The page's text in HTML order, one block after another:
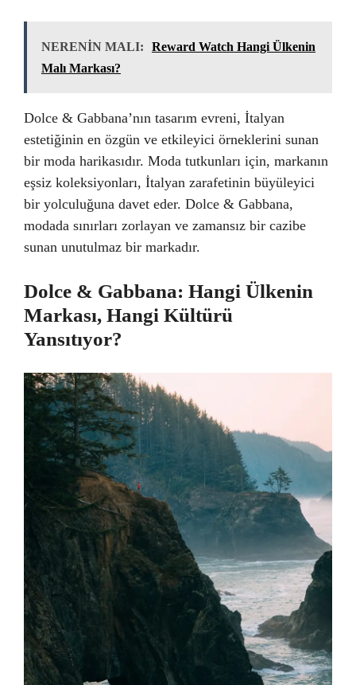
NERENİN MALI:
Reward Watch Hangi Ülkenin
Malı Markası?
Dolce & Gabbana’nın tasarım evreni, İtalyan
estetiğinin en özgün ve etkileyici örneklerini sunan
bir moda harikasıdır. Moda tutkunları için, markanın
eşsiz koleksiyonları, İtalyan zarafetinin büyüleyici
bir yolculuğuna davet eder. Dolce & Gabbana,
modada sınırları zorlayan ve zamansız bir cazibe
sunan unutulmaz bir markadır.
Dolce & Gabbana: Hangi Ülkenin
Markası, Hangi Kültürü
Yansıtıyor?